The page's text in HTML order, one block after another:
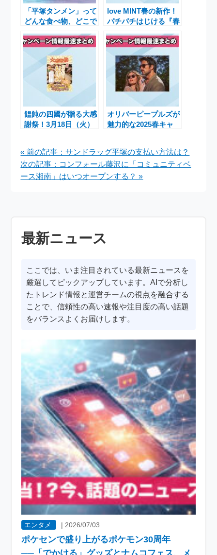
「平塚タンメン」って
どんな食べ物、どこで
love MINT春の新作！
パチパチはじける『春
キャンペーン
饂飩の四國が贈る大感
謝祭！3月18日（火）
オリバーピープルズが
魅力的な2025春キャ
し、特別コレクション
を紹介
« 前の記事：サンドラッグ平塚の支払い方法は？
次の記事：コンフォール藤沢に「コミュニティベ
ース湘南」はいつオープンする？ »
最新ニュース
ここでは、いま注目されている最新ニュースを
厳選してピックアップしています。AIで分析し
たトレンド情報と運営チームの視点を融合する
ことで、信頼性の高い速報や注目度の高い話題
をバランスよくお届けします。
エンタメ | 2026/07/03
ポケセンで盛り上がるポケモン30周年
──「でかける」グッズとナムコフェス、メ